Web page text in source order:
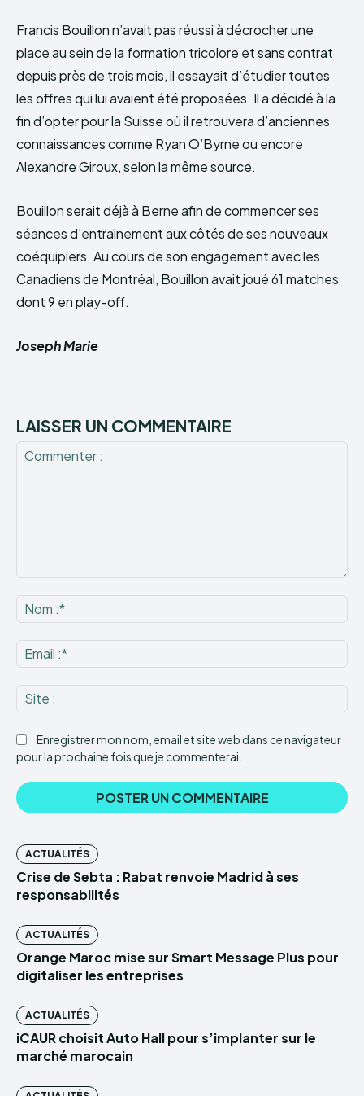
Francis Bouillon n’avait pas réussi à décrocher une
place au sein de la formation tricolore et sans contrat
depuis près de trois mois, il essayait d’étudier toutes
les offres qui lui avaient été proposées. Il a décidé à la
fin d’opter pour la Suisse où il retrouvera d’anciennes
connaissances comme Ryan O’Byrne ou encore
Alexandre Giroux, selon la même source.
Bouillon serait déjà à Berne afin de commencer ses
séances d’entrainement aux côtés de ses nouveaux
coéquipiers. Au cours de son engagement avec les
Canadiens de Montréal, Bouillon avait joué 61 matches
dont 9 en play-off.
Joseph Marie
LAISSER UN COMMENTAIRE
:*
:*
:
Enregistrer mon nom, email et site web dans ce navigateur
pour la prochaine fois que je commenterai.
ACTUALITÉS
Crise de Sebta : Rabat renvoie Madrid à ses
responsabilités
ACTUALITÉS
Orange Maroc mise sur Smart Message Plus pour
digitaliser les entreprises
ACTUALITÉS
iCAUR choisit Auto Hall pour s’implanter sur le
marché marocain